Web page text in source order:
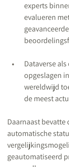
experts
evalueren
Dataverse
opgeslagen
wereldwijd
de meest
Daarnaast
automatische
geautomatiseerd